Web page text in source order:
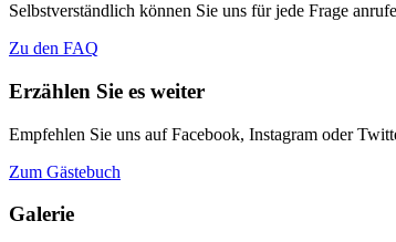
Selbstverständlich können Sie uns für jede Frage
Zu den FAQ
Erzählen Sie es weiter
Empfehlen Sie uns auf Facebook, Instagram oder
Zum Gästebuch
Galerie